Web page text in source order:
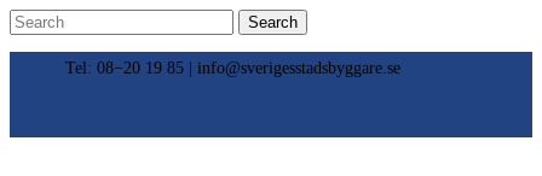
Tel: 08−20 19 85 | info@sverigesstadsbyggare.se